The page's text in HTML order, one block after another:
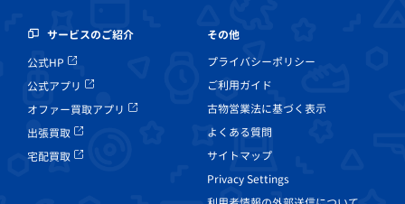
サービスのご紹介
公式HP
公式アプリ
オファー買取アプリ
出張買取
宅配買取
その他
プライバシーポリシー
ご利用ガイド
古物営業法に基づく表示
よくある質問
サイトマップ
Privacy Settings